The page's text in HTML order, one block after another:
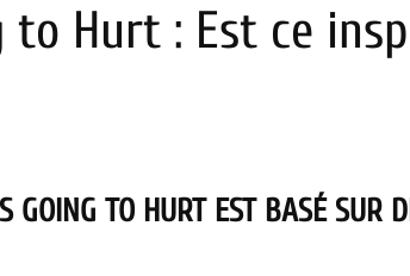
to Hurt : Est ce
GOING TO HURT EST BASÉ SUR